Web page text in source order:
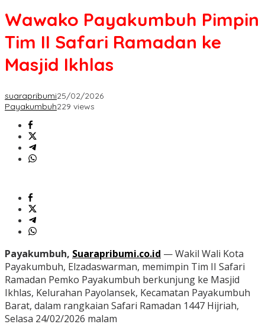
Wawako Payakumbuh Pimpin
Tim II Safari Ramadan ke
Masjid Ikhlas
suarapribumi25/02/2026
Payakumbuh229 views
Payakumbuh, Suarapribumi.co.id — Wakil Wali Kota
Payakumbuh, Elzadaswarman, memimpin Tim II Safari
Ramadan Pemko Payakumbuh berkunjung ke Masjid
Ikhlas, Kelurahan Payolansek, Kecamatan Payakumbuh
Barat, dalam rangkaian Safari Ramadan 1447 Hijriah,
Selasa 24/02/2026 malam